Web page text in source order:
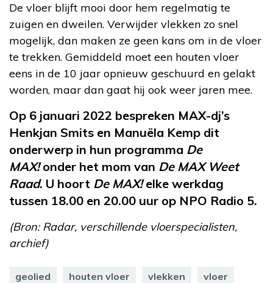
De vloer blijft mooi door hem regelmatig te
zuigen en dweilen. Verwijder vlekken zo snel
mogelijk, dan maken ze geen kans om in de vloer
te trekken. Gemiddeld moet een houten vloer
eens in de 10 jaar opnieuw geschuurd en gelakt
worden, maar dan gaat hij ook weer jaren mee.
Op 6 januari 2022 bespreken MAX-dj’s
Henkjan Smits en Manuëla Kemp dit
onderwerp in hun programma De
MAX!onder het mom van De MAX Weet
Raad. U hoort De MAX!elke werkdag
tussen 18.00 en 20.00 uur op NPO Radio 5.
(Bron: Radar, verschillende vloerspecialisten,
archief)
geolied houten vloer vlekken vloer